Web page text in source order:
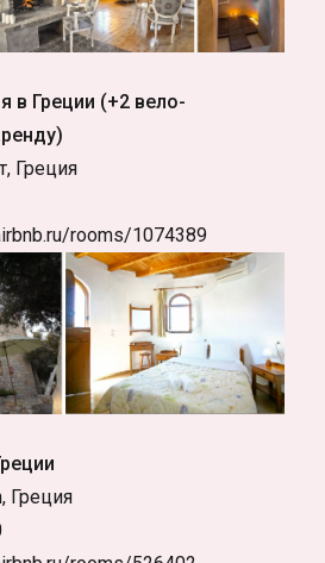
в Греции (+2 вело-
Греция
rooms/1074389
Греция